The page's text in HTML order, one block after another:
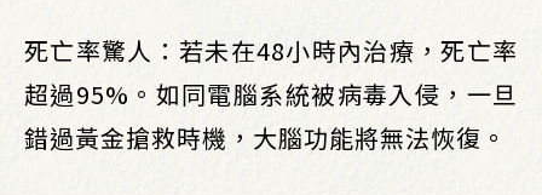
死亡率驚人：若未在48小時內治療，死亡率
超過95%。如同電腦系統被病毒入侵，一旦
錯過黃金搶救時機，大腦功能將無法恢復。